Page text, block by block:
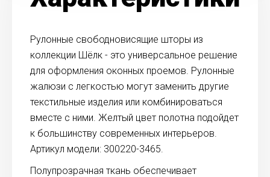
Рулонные свободновисящие шторы из
коллекции Шёлк - это универсальное решение
для оформления оконных проемов. Рулонные
жалюзи с легкостью могут заменить другие
текстильные изделия или комбинироваться
вместе с ними. Желтый цвет полотна подойдет
к большинству современных интерьеров.
Артикул модели: 300220-3465.
Полупрозрачная ткань обеспечивает